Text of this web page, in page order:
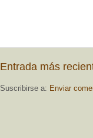
Entrada más
Suscribirse a: Enviar